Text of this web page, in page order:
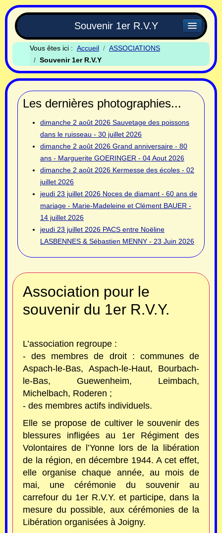
Souvenir 1er R.V.Y
Vous êtes ici : Accueil
ASSOCIATIONS
Souvenir 1er R.V.Y
Les dernières photographies...
dimanche 2 août 2026 Sauvetage des poissons
dans le ruisseau - 30 juillet 2026
dimanche 2 août 2026 Grand anniversaire - 80
ans - Marguerite GOERINGER - 04 Aout 2026
dimanche 2 août 2026 Kermesse des écoles - 02
juillet 2026
jeudi 23 juillet 2026 Noces de diamant - 60 ans de
mariage - Marie-Madeleine et Clément BAUER -
14 juillet 2026
jeudi 23 juillet 2026 PACS entre Noëline
LASBENNES & Sébastien MENNY - 23 Juin 2026
Association pour le
souvenir du 1er R.V.Y.
L’association regroupe :
- des membres de droit : communes de
Aspach-le-Bas, Aspach-le-Haut, Bourbach-
le-Bas, Guewenheim, Leimbach,
Michelbach, Roderen ;
- des membres actifs individuels.
Elle se propose de cultiver le souvenir des
blessures infligées au 1er Régiment des
Volontaires de l’Yonne lors de la libération
de la région, en décembre 1944. A cet effet,
elle organise chaque année, au mois de
mai, une cérémonie du souvenir au
carrefour du 1er R.V.Y. et participe, dans la
mesure du possible, aux cérémonies de la
Libération organisées à Joigny.